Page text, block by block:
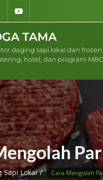
TAMA
daging sapi lokal dan frozen
hotel, dan program
Sapi Lokal Cara Mengolah